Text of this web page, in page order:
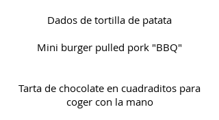
Dados de tortilla de patata
Mini burger pulled pork "BBQ"​
Tarta de chocolate en cuadraditos para
coger con la mano